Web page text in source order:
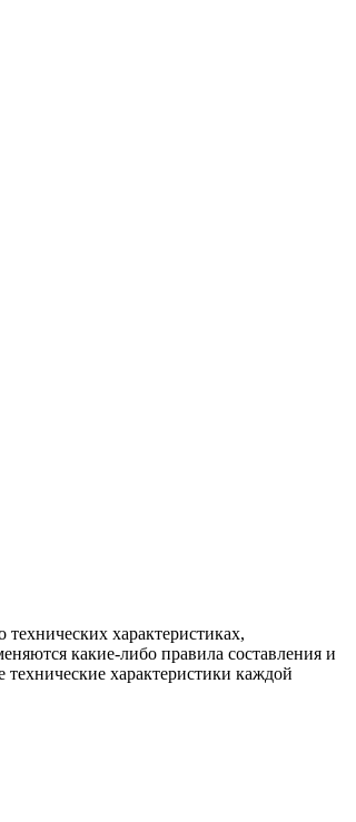
характеристиках,
какие-либо правила составления и
технические характеристики каждой